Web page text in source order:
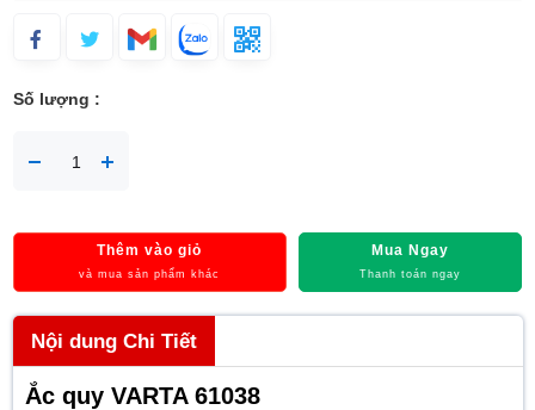
Số lượng :
Thêm vào giỏ
và mua sản phẩm khác
Mua Ngay
Thanh toán ngay
Nội dung Chi Tiết
Ắc quy VARTA 61038